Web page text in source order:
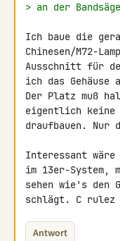
> an der
Ich baue die
Chinesen/M72-
Ausschnitt für
ich das Gehäuse
Der Platz muß
eigentlich
draufbauen. Nur
Interessant
im 13er-System,
sehen wie's den
schlägt. C
Antwort